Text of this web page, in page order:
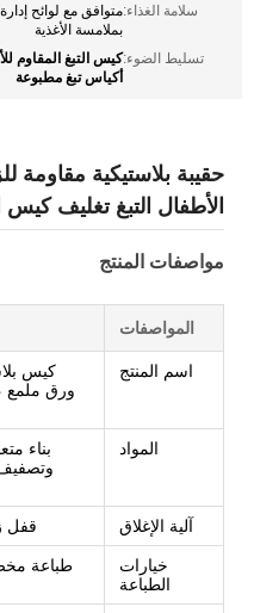
سلامة الغذاء:متوافق مع لوائح
بملامسة الأغذية
تسليط الضوء:كيس التبغ المقاوم
أكياس تبغ مطبوعة
حقيبة بلاستيكية مقاومة
الأطفال التبغ تغليف كيس
مواصفات المنتج
المواصفات
اسم المنتج
كيس
ورق ملمع
المواد
بناء
آلية الإغلاق قفل
خيارات
الطباعة
طباعة